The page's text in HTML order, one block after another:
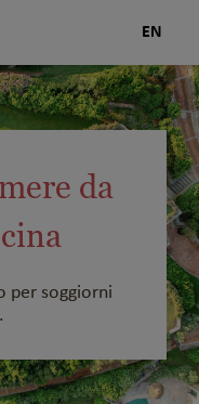
EN
da
per soggiorni